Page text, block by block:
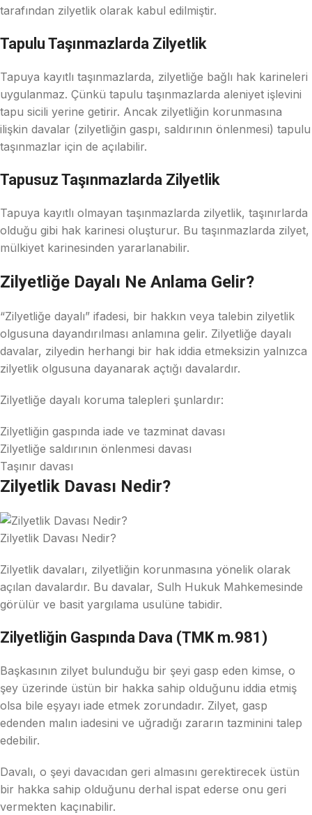
tarafından zilyetlik olarak kabul edilmiştir.
Tapulu Taşınmazlarda Zilyetlik
Tapuya kayıtlı taşınmazlarda, zilyetliğe bağlı hak karineleri
uygulanmaz. Çünkü tapulu taşınmazlarda aleniyet işlevini
tapu sicili yerine getirir. Ancak zilyetliğin korunmasına
ilişkin davalar (zilyetliğin gaspı, saldırının önlenmesi) tapulu
taşınmazlar için de açılabilir.
Tapusuz Taşınmazlarda Zilyetlik
Tapuya kayıtlı olmayan taşınmazlarda zilyetlik, taşınırlarda
olduğu gibi hak karinesi oluşturur. Bu taşınmazlarda zilyet,
mülkiyet karinesinden yararlanabilir.
Zilyetliğe Dayalı Ne Anlama Gelir?
“Zilyetliğe dayalı” ifadesi, bir hakkın veya talebin zilyetlik
olgusuna dayandırılması anlamına gelir. Zilyetliğe dayalı
davalar, zilyedin herhangi bir hak iddia etmeksizin yalnızca
zilyetlik olgusuna dayanarak açtığı davalardır.
Zilyetliğe dayalı koruma talepleri şunlardır:
Zilyetliğin gaspında iade ve tazminat davası
Zilyetliğe saldırının önlenmesi davası
Taşınır davası
Zilyetlik Davası Nedir?
Zilyetlik Davası Nedir?
Zilyetlik davaları, zilyetliğin korunmasına yönelik olarak
açılan davalardır. Bu davalar, Sulh Hukuk Mahkemesinde
görülür ve basit yargılama usulüne tabidir.
Zilyetliğin Gaspında Dava (TMK m.981)
Başkasının zilyet bulunduğu bir şeyi gasp eden kimse, o
şey üzerinde üstün bir hakka sahip olduğunu iddia etmiş
olsa bile eşyayı iade etmek zorundadır. Zilyet, gasp
edenden malın iadesini ve uğradığı zararın tazminini talep
edebilir.
Davalı, o şeyi davacıdan geri almasını gerektirecek üstün
bir hakka sahip olduğunu derhal ispat ederse onu geri
vermekten kaçınabilir.